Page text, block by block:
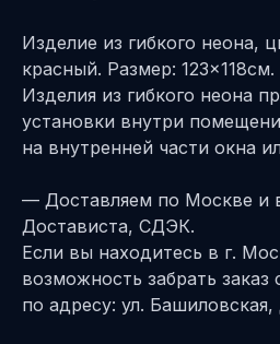
Изделие из гибкого неона,
красный. Размер: 123×118см.
Изделия из гибкого неона
установки внутри
на внутренней части окна
— Доставляем по Москве и
Достависта, СДЭК.
Если вы находитесь в г.
возможность забрать
по адресу: ул. Башиловская,